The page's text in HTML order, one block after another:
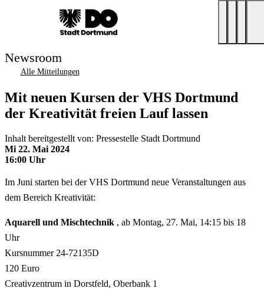
Newsroom
Alle Mitteilungen
Mit neuen Kursen der VHS Dortmund
der Kreativität freien Lauf lassen
Inhalt bereitgestellt von: Pressestelle Stadt Dortmund
Mi 22. Mai 2024
16:00 Uhr
Im Juni starten bei der VHS Dortmund neue Veranstaltungen aus
dem Bereich Kreativität:
Aquarell und Mischtechnik , ab Montag, 27. Mai, 14:15 bis 18
Uhr
Kursnummer 24-72135D
120 Euro
Creativzentrum in Dorstfeld, Oberbank 1